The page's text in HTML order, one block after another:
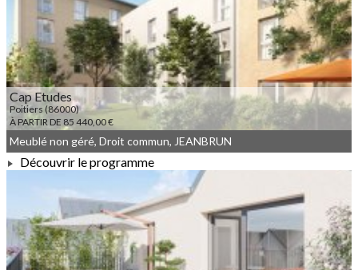
À PARTIR DE 138 029,00 €
Cap Etudes
Poitiers (86000)
À PARTIR DE 85 440,00 €
À PARTIR DE 85 440,00 €
Meublé non géré, Droit commun, JEANBRUN
Découvrir le programme